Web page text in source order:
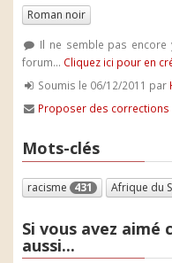
Roman noir
Il ne semble pas
forum... Cliquez ici pour en
Soumis le 06/12/2011 par
Proposer des corrections
Mots-clés
racisme 431 Afrique du
Si vous avez aimé
aussi...